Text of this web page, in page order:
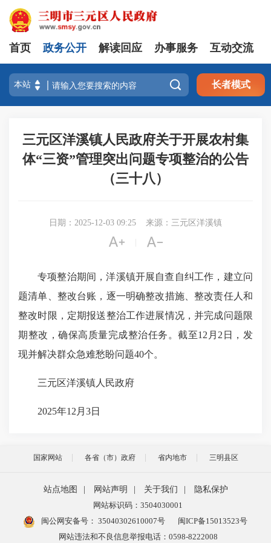
首页 政务公开 解读回应 办事服务 互动交流
 长者模式
三元区洋溪镇人民政府关于开展农村集
体“三资”管理突出问题专项整治的公告
（三十八）
日期：2025-12-03 09:25 来源：三元区洋溪镇
 
专项整治期间，洋溪镇开展自查自纠工作，建立问
题清单、整改台账，逐一明确整改措施、整改责任人和
整改时限，定期报送整治工作进展情况，并完成问题限
期整改，确保高质量完成整治任务。截至12月2日，发
现并解决群众急难愁盼问题40个。
三元区洋溪镇人民政府
2025年12月3日
国家网站 各省（市）政府 省内地市 三明县区
站点地图 网站声明 关于我们
隐私保护
网站标识码：3504030001
闽公网安备号： 35040302610007号
闽ICP备15013523号
网站违法和不良信息举报电话：0598-8222008